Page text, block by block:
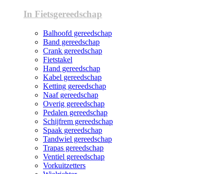
In Fietsgereedschap
Balhoofd gereedschap
Band gereedschap
Crank gereedschap
Fietstakel
Hand gereedschap
Kabel gereedschap
Ketting gereedschap
Naaf gereedschap
Overig gereedschap
Pedalen gereedschap
Schijfrem gereedschap
Spaak gereedschap
Tandwiel gereedschap
Trapas gereedschap
Ventiel gereedschap
Vorkuitzetters